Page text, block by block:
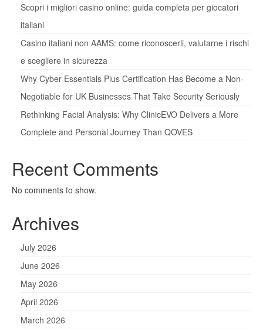
Scopri i migliori casino online: guida completa per giocatori
italiani
Casino italiani non AAMS: come riconoscerli, valutarne i rischi
e scegliere in sicurezza
Why Cyber Essentials Plus Certification Has Become a Non-
Negotiable for UK Businesses That Take Security Seriously
Rethinking Facial Analysis: Why ClinicEVO Delivers a More
Complete and Personal Journey Than QOVES
Recent Comments
No comments to show.
Archives
July 2026
June 2026
May 2026
April 2026
March 2026